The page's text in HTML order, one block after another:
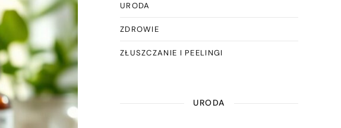
URODA
ZDROWIE
ZŁUSZCZANIE I PEELINGI
URODA